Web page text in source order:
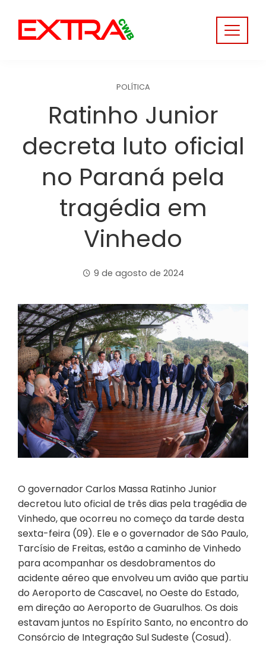
content
POLÍTICA
Ratinho Junior
decreta luto oficial
no Paraná pela
tragédia em
Vinhedo
9 de agosto de 2024
O governador Carlos Massa Ratinho Junior
decretou luto oficial de três dias pela tragédia de
Vinhedo, que ocorreu no começo da tarde desta
sexta-feira (09). Ele e o governador de São Paulo,
Tarcísio de Freitas, estão a caminho de Vinhedo
para acompanhar os desdobramentos do
acidente aéreo que envolveu um avião que partiu
do Aeroporto de Cascavel, no Oeste do Estado,
em direção ao Aeroporto de Guarulhos. Os dois
estavam juntos no Espírito Santo, no encontro do
Consórcio de Integração Sul Sudeste (Cosud).